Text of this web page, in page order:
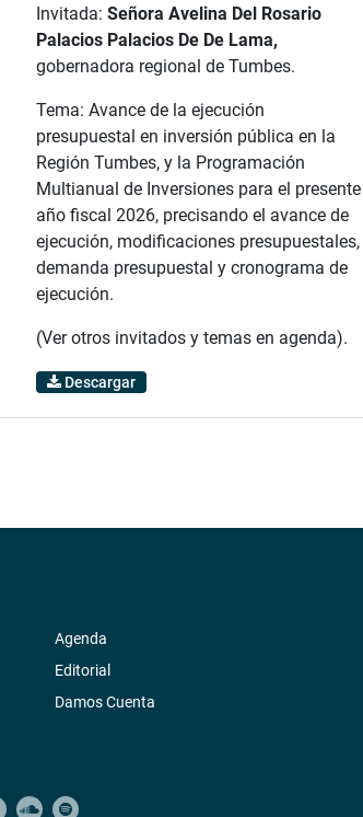
Invitada: Señora Avelina Del Rosario
Palacios Palacios De De Lama,
gobernadora regional de Tumbes.
Tema: Avance de la ejecución
presupuestal en inversión pública en la
Región Tumbes, y la Programación
Multianual de Inversiones para el presente
año fiscal 2026, precisando el avance de
ejecución, modificaciones presupuestales,
demanda presupuestal y cronograma de
ejecución.
(Ver otros invitados y temas en agenda).
Descargar
Agenda
Editorial
Damos Cuenta